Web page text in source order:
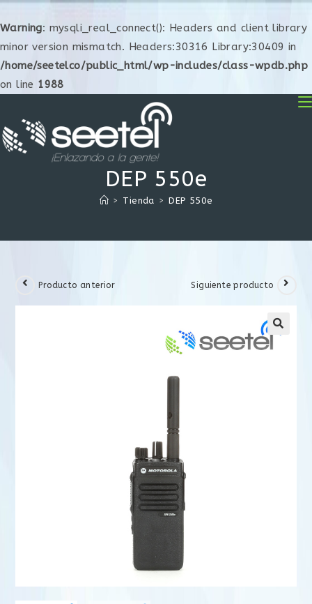
Warning: mysqli_real_connect(): Headers and client library
minor version mismatch. Headers:30316 Library:30409 in
/home/seetelco/public_html/wp-includes/class-wpdb.php
on line 1988
DEP 550e
> Tienda > DEP 550e
Producto anterior Siguiente producto